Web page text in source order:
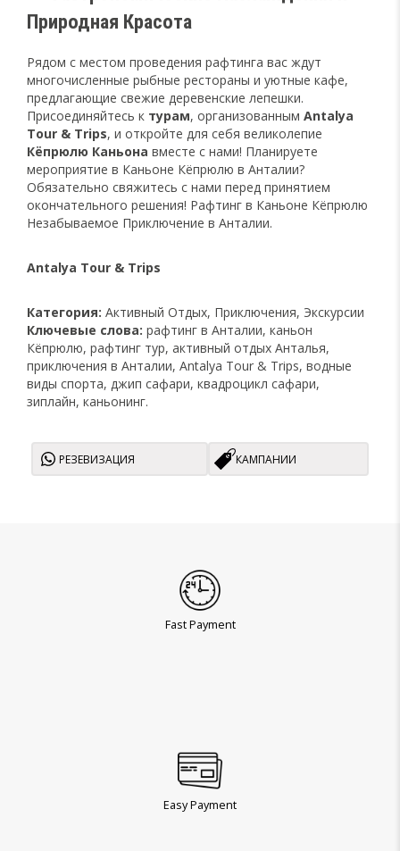
Природная Красота
Рядом с местом проведения рафтинга вас ждут
многочисленные рыбные рестораны и уютные кафе,
предлагающие свежие деревенские лепешки.
Присоединяйтесь к турам, организованным Antalya
Tour & Trips, и откройте для себя великолепие
Кёпрюлю Каньона вместе с нами! Планируете
мероприятие в Каньоне Кёпрюлю в Анталии?
Обязательно свяжитесь с нами перед принятием
окончательного решения! Рафтинг в Каньоне Кёпрюлю
Незабываемое Приключение в Анталии.
Antalya Tour & Trips
Категория: Активный Отдых, Приключения, Экскурсии
Ключевые слова: рафтинг в Анталии, каньон
Кёпрюлю, рафтинг тур, активный отдых Анталья,
приключения в Анталии, Antalya Tour & Trips, водные
виды спорта, джип сафари, квадроцикл сафари,
зиплайн, каньонинг.
РЕЗЕВИЗАЦИЯ КАМПАНИИ
Fast Payment
Easy Payment